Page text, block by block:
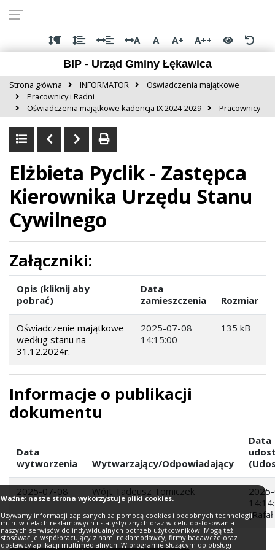
dostępności
głównej
treści
menu
stopki
A A A+
A++
BIP - Urząd Gminy Łękawica
Strona główna INFORMATOR
Oświadczenia majątkowe
Pracownicy i Radni
Oświadczenia majątkowe kadencja IX 2024-2029
Pracownicy
Elżbieta Pyclik - Zastępca
Kierownika Urzędu Stanu
Cywilnego
Załączniki:
Opis (kliknij aby
pobrać)
Data
zamieszczenia
Rozmiar
Oświadczenie majątkowe
według stanu na
31.12.2024r.
2025-07-08
14:15:00
135 kB
Informacje o publikacji
dokumentu
Data
wytworzenia
Wytwarzający/Odpowiadający
Data
2025-07-08 Wójt Tadeusz Tomiczek
Ważne: nasze strona wykorzystuje pliki cookies.
Używamy informacji zapisanych za pomocą cookies i podobnych technologii
m.in. w celach reklamowych i statystycznych oraz w celu dostosowania
naszych serwisów do indywidualnych potrzeb użytkowników. Mogą też
stosować je współpracujący z nami reklamodawcy, firmy badawcze oraz
dostawcy aplikacji multimedialnych. W programie służącym do obsługi